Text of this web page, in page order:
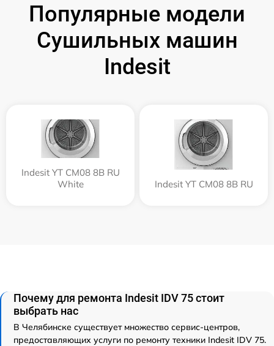
Популярные модели
Сушильных машин
Indesit
Indesit YT CM08 8B RU
White
Indesit YT CM08 8B RU
Почему для ремонта Indesit IDV 75 стоит
выбрать нас
В Челябинске существует множество сервис-центров,
предоставляющих услуги по ремонту техники Indesit IDV 75.